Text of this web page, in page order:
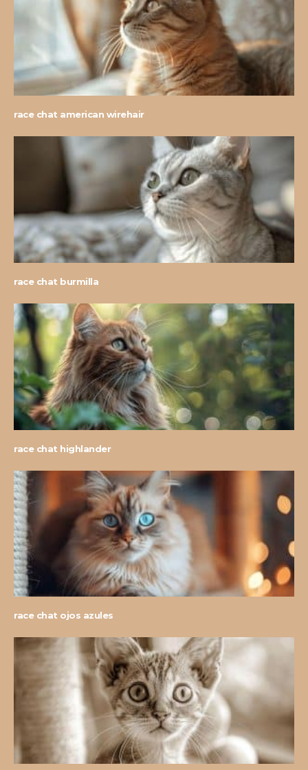
race chat american wirehair
race chat burmilla
race chat highlander
race chat ojos azules